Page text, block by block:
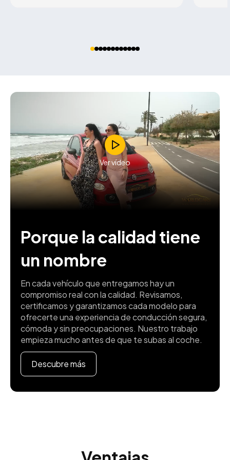
Ver vídeo
Porque la calidad tiene
un nombre
En cada vehículo que entregamos hay un
compromiso real con la calidad. Revisamos,
certificamos y garantizamos cada modelo para
ofrecerte una experiencia de conducción segura,
cómoda y sin preocupaciones. Nuestro trabajo
empieza mucho antes de que te subas al coche.
Descubre más